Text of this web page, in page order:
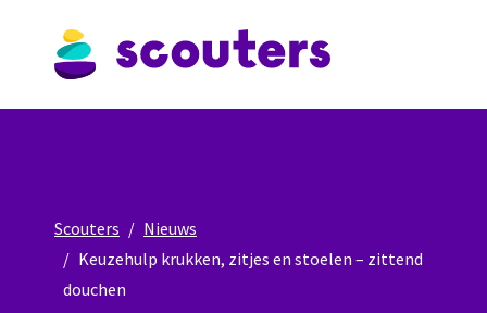
Scouters
Nieuws
Keuzehulp krukken, zitjes en stoelen – zittend
douchen